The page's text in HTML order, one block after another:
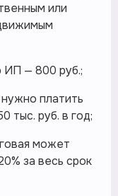
или
ИП — 800 руб.;
платить
тыс. руб. в год;
может
за весь срок